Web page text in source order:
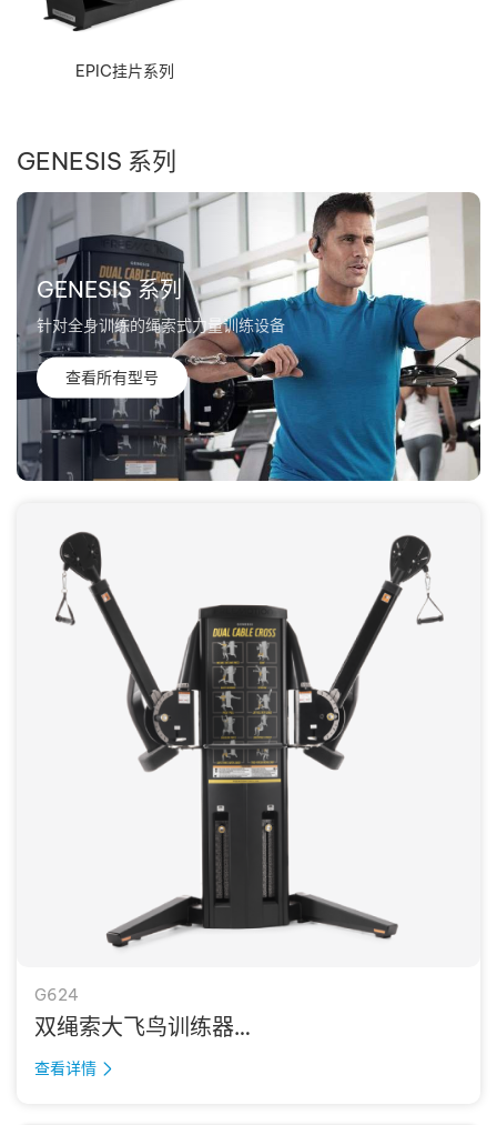
EPIC挂片系列
GENESIS 系列
GENESIS 系列
针对全身训练的绳索式力量训练设备
查看所有型号
G624
双绳索大飞鸟训练器
DUAL CABLE CROSS
查看详情